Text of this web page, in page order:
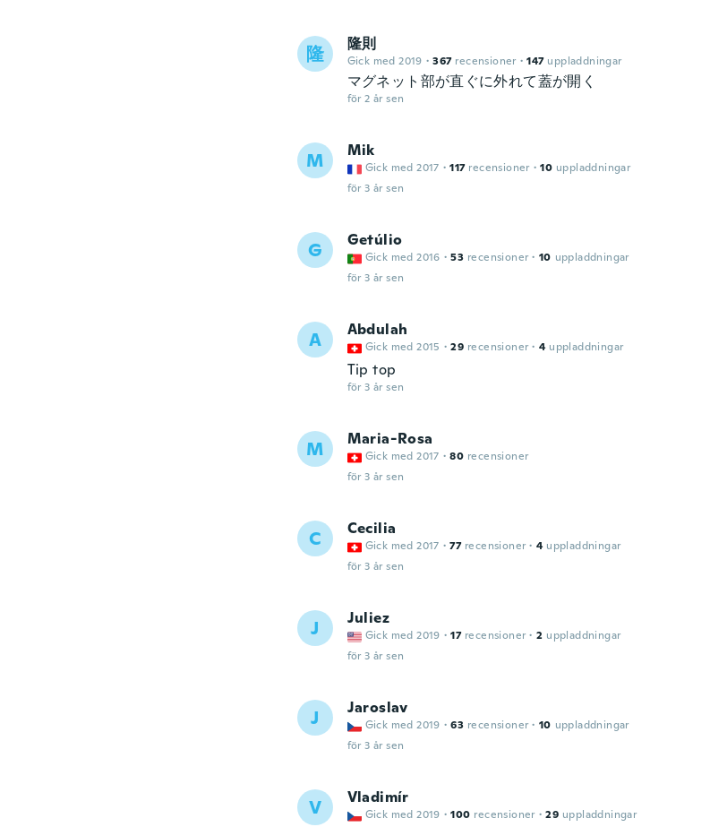
隆 隆則
Gick med 2019 · 367 recensioner · 147 uppladdningar
マグネット部が直ぐに外れて蓋が開く
för 2 år sen
M Mik
Gick med 2017 · 117 recensioner · 10 uppladdningar
för 3 år sen
G Getúlio
Gick med 2016 · 53 recensioner · 10 uppladdningar
för 3 år sen
A Abdulah
Gick med 2015 · 29 recensioner · 4 uppladdningar
Tip top
för 3 år sen
M Maria-Rosa
Gick med 2017 · 80 recensioner
för 3 år sen
C Cecilia
Gick med 2017 · 77 recensioner · 4 uppladdningar
för 3 år sen
J Juliez
Gick med 2019 · 17 recensioner · 2 uppladdningar
för 3 år sen
J Jaroslav
Gick med 2019 · 63 recensioner · 10 uppladdningar
för 3 år sen
V Vladimír
Gick med 2019 · 100 recensioner · 29 uppladdningar